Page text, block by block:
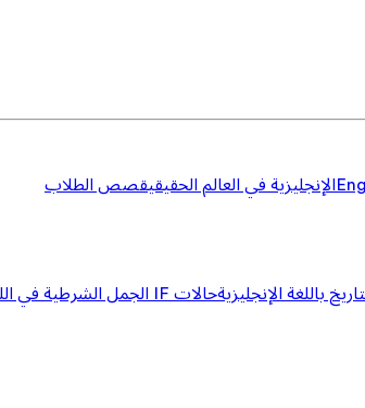
الإنجليزية في العالم الحقيقيقصص الطلاب
باللغة الإنجليزيةحالات IF الجمل الشرطية في اللغة الإنجليزية